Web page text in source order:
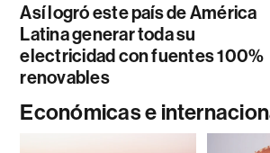
Así logró este país de América
Latina generar toda su
electricidad con fuentes 100%
renovables
Económicas e